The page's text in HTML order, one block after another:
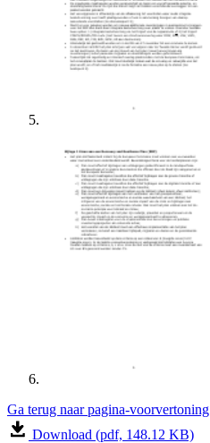
Ga terug naar pagina-voorvertoning
Download (pdf, 148.12 KB)